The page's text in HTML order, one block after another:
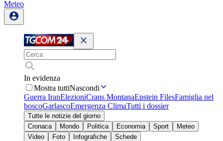
Meteo
In evidenza
Mostra tuttiNascondi
Guerra IranElezioniCrans MontanaEpstein FilesFamiglia nel
boscoGarlascoEmergenza ClimaTutti i dossier
Tutte le notizie del giorno
Cronaca
Mondo Politica Economia Sport
Meteo
Video
Foto Infografiche
Schede